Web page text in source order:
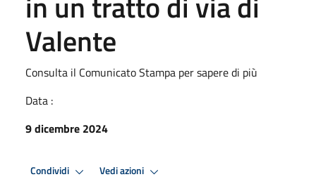
Valente
Consulta il Comunicato Stampa per sapere di più
Data :
9 dicembre 2024
Condividi Vedi azioni